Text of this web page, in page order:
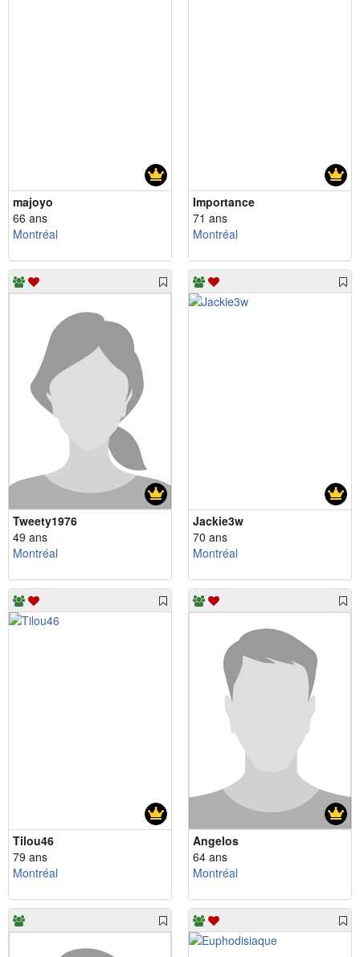
majoyo
66 ans
Montréal
Importance
71 ans
Montréal
Tweety1976
49 ans
Montréal
Jackie3w
70 ans
Montréal
Tilou46
79 ans
Montréal
Angelos
64 ans
Montréal